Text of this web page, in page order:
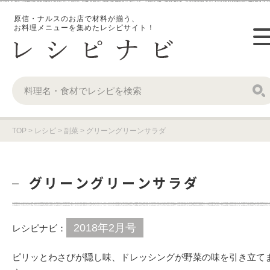
原信・ナルスのお店で材料が揃う、
お料理メニューを集めたレシピサイト！
TOP > レシピ > 副菜 > グリーングリーンサラダ
グリーングリーンサラダ
レシピナビ： 2018年2月号
ピリッとわさびが隠し味、ドレッシングが野菜の味を引き立て